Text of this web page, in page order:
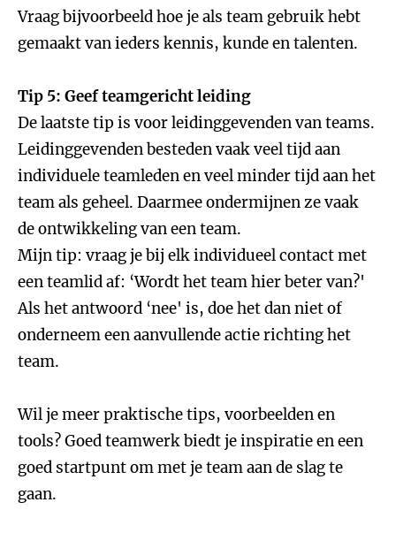
Vraag bijvoorbeeld hoe je als team gebruik hebt
gemaakt van ieders kennis, kunde en talenten.
Tip 5: Geef teamgericht leiding
De laatste tip is voor leidinggevenden van teams.
Leidinggevenden besteden vaak veel tijd aan
individuele teamleden en veel minder tijd aan het
team als geheel. Daarmee ondermijnen ze vaak
de ontwikkeling van een team.
Mijn tip: vraag je bij elk individueel contact met
een teamlid af: ‘Wordt het team hier beter van?'
Als het antwoord ‘nee' is, doe het dan niet of
onderneem een aanvullende actie richting het
team.
Wil je meer praktische tips, voorbeelden en
tools? Goed teamwerk biedt je inspiratie en een
goed startpunt om met je team aan de slag te
gaan.